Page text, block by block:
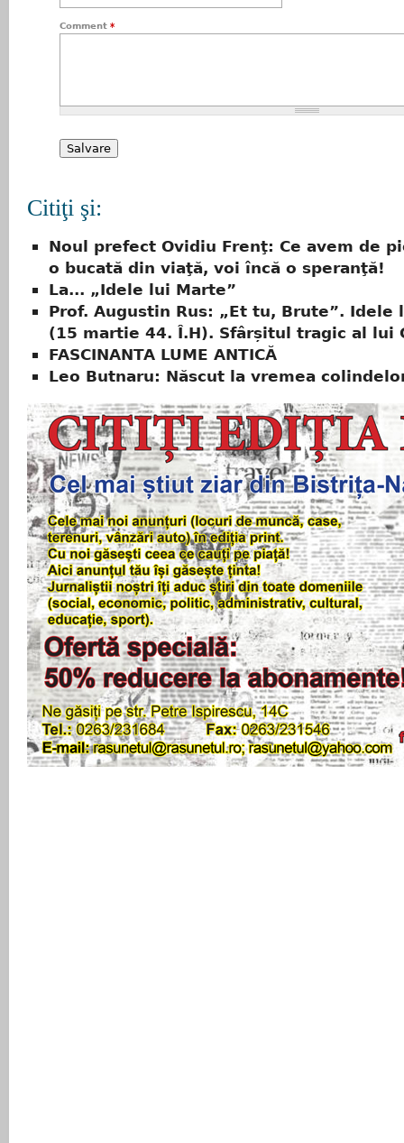
Comment *
Citiţi şi:
Noul prefect Ovidiu Frenţ: Ce avem de
o bucată din viaţă, voi încă o speranţă!
La... „Idele lui Marte”
Prof. Augustin Rus: „Et tu, Brute”. Idele
(15 martie 44. Î.H). Sfârșitul tragic al lui
FASCINANTA LUME ANTICĂ
Leo Butnaru: Născut la vremea